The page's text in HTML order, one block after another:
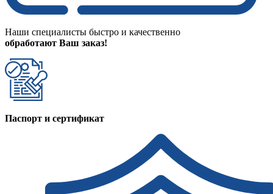
Наши специалисты быстро и качественно
обработают Ваш заказ!
Паспорт и сертификат